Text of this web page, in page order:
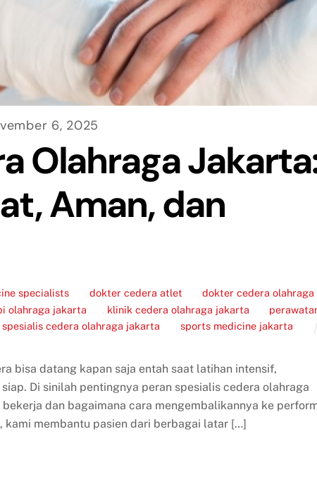
6, 2025
Olahraga
Aman, dan
specialists dokter cedera atlet ,dokter cedera olahraga
olahraga jakarta klinik cedera olahraga jakarta
,spesialis cedera olahraga jakarta
sports medicine jakarta
bisa datang kapan saja entah saat latihan intensif,
Di sinilah pentingnya peran spesialis cedera olahraga
dan bagaimana cara mengembalikannya ke
membantu pasien dari berbagai latar […]